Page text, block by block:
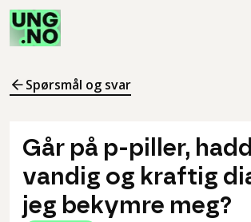
Spørsmål og svar
Går på p-piller,
vandig og kraftig
jeg bekymre meg?